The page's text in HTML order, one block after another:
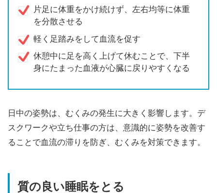
片足に体重をかけ続けず、左右均等に体重
を分散させる
軽く足踏みをして血流を促す
休憩中に足を高く上げて休むことで、下半
身にたまった血液が心臓に戻りやすくなる
日中の姿勢は、むくみの発生に大きく影響します。デ
スクワークや立ち仕事の方は、意識的に姿勢を改善す
ることで血流の滞りを防ぎ、むくみを対策できます。
質の良い睡眠をとる